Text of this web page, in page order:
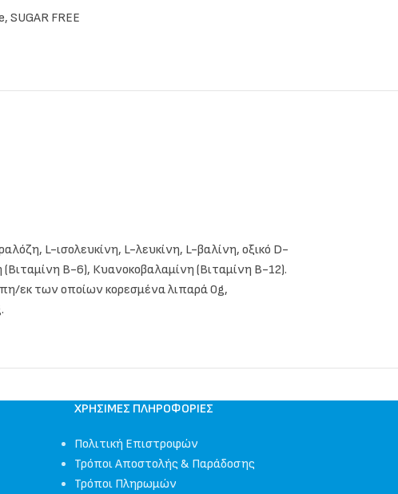
, SUGAR FREE
L-ισολευκίνη, L-λευκίνη, L-βαλίνη, οξικό D-
(Βιταμίνη Β-6), Κυανοκοβαλαμίνη (Βιταμίνη Β-12).
εκ των οποίων κορεσμένα λιπαρά 0g,
ΧΡΉΣΙΜΕΣ ΠΛΗΡΟΦΟΡΊΕΣ
Πολιτική Επιστροφών
Τρόποι Αποστολής & Παράδοσης
Τρόποι Πληρωμών